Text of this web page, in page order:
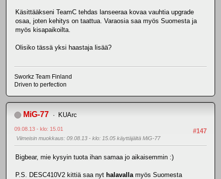
Käsittääkseni TeamC tehdas lanseeraa kovaa vauhtia upgrade
osaa, joten kehitys on taattua. Varaosia saa myös Suomesta ja
myös kisapaikoilta.
Olisiko tässä yksi haastaja lisää?
Sworkz Team Finland
Driven to perfection
MiG-77 KUArc
#147
09.08.13 - klo: 15.01
Viimeisin muokkaus: 09.08.13 - klo: 15.05 käyttäjältä MiG-77
Bigbear, mie kysyin tuota ihan samaa jo aikaisemmin :)
P.S. DESC410V2 kittiä saa nyt halavalla myös Suomesta